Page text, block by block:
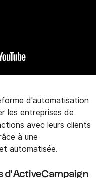
d'automatisation
les entreprises de
avec leurs clients
à une
automatisée.
d'ActiveCampaign